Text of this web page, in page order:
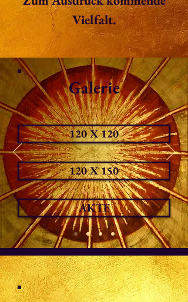
Vielfalt.
Galerie
120 X 120
120 X 150
AKTE